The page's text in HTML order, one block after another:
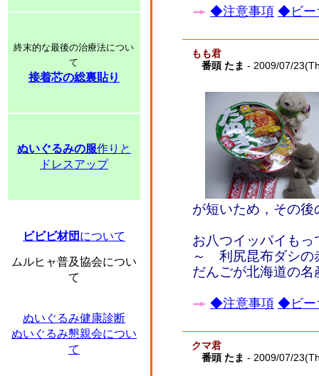
終末的な最後の治療法につい
て
接着芯の総裏貼り
ぬいぐるみの服作りと
ドレスアップ
ビビビ材団 について
ムルヒャ普及協会につい
て
ぬいぐるみ健康診断
ぬいぐるみ懇親会につい
て
◆注意事項 ◆ビー
もも君
番頭 たま - 2009/07/
が短いため，その
お八つイッパイも
～ 利尻昆布ダシの
だんごが北海道の
◆注意事項 ◆ビー
クマ君
番頭 たま - 2009/07/